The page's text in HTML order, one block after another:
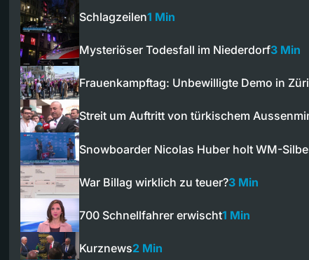
Schlagzeilen1 Min
Mysteriöser Todesfall im Niederdorf3 Min
Frauenkampftag: Unbewilligte Demo in
Streit um Auftritt von türkischem
Snowboarder Nicolas Huber holt WM-
War Billag wirklich zu teuer?3 Min
700 Schnellfahrer erwischt1 Min
Kurznews2 Min